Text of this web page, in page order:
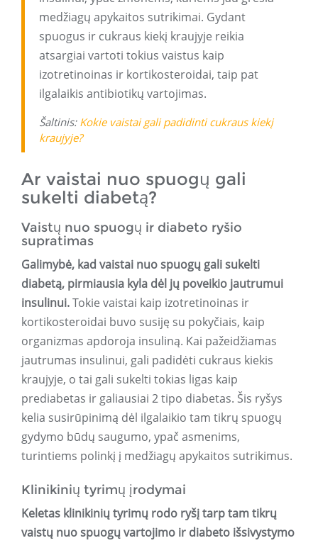
medžiagų apykaitos sutrikimai. Gydant
spuogus ir cukraus kiekį kraujyje reikia
atsargiai vartoti tokius vaistus kaip
izotretinoinas ir kortikosteroidai, taip pat
ilgalaikis antibiotikų vartojimas.
Šaltinis: Kokie vaistai gali padidinti cukraus kiekį
kraujyje?
Ar vaistai nuo spuogų gali
sukelti diabetą?
Vaistų nuo spuogų ir diabeto ryšio
supratimas
Galimybė, kad vaistai nuo spuogų gali sukelti
diabetą, pirmiausia kyla dėl jų poveikio jautrumui
insulinui.Tokie vaistai kaip izotretinoinas ir
kortikosteroidai buvo susiję su pokyčiais, kaip
organizmas apdoroja insuliną. Kai pažeidžiamas
jautrumas insulinui, gali padidėti cukraus kiekis
kraujyje, o tai gali sukelti tokias ligas kaip
prediabetas ir galiausiai 2 tipo diabetas. Šis ryšys
kelia susirūpinimą dėl ilgalaikio tam tikrų spuogų
gydymo būdų saugumo, ypač asmenims,
turintiems polinkį į medžiagų apykaitos sutrikimus.
Klinikinių tyrimų įrodymai
Keletas klinikinių tyrimų rodo ryšį tarp tam tikrų
vaistų nuo spuogų vartojimo ir diabeto išsivystymo